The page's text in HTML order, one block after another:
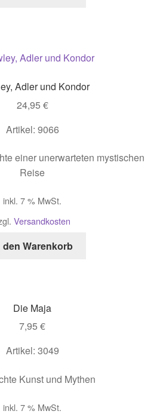
Adler und Kondor
24,95 €
Artikel: 9066
einer unerwarteten mystischen
Reise
inkl. 7 % MwSt.
Versandkosten
den Warenkorb
Die Maja
7,95 €
Artikel: 3049
Kunst und Mythen
inkl. 7 % MwSt.